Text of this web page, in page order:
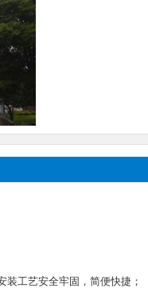
工艺安全牢固，简便快捷；